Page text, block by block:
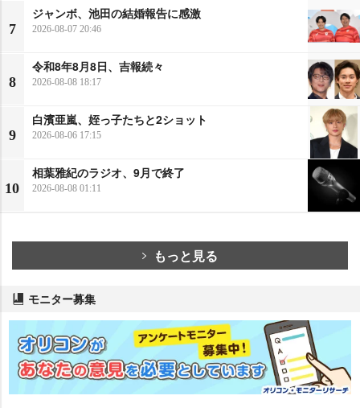
7
ジャンボ、池田の結婚報告に感激
2026-08-07 20:46
8
令和8年8月8日、吉報続々
2026-08-08 18:17
9
白濱亜嵐、姪っ子たちと2ショット
2026-08-06 17:15
10
相葉雅紀のラジオ、9月で終了
2026-08-08 01:11
もっと見る
モニター募集